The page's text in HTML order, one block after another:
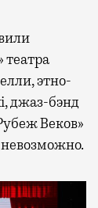
театра
этно-
джаз-бэнд
Веков»